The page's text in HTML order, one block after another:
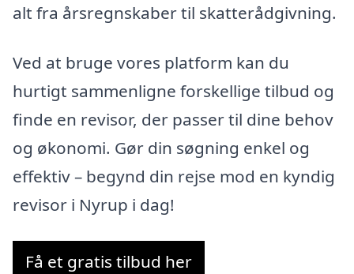
alt fra årsregnskaber til skatterådgivning.
Ved at bruge vores platform kan du
hurtigt sammenligne forskellige tilbud og
finde en revisor, der passer til dine behov
og økonomi. Gør din søgning enkel og
effektiv – begynd din rejse mod en kyndig
revisor i Nyrup i dag!
Få et gratis tilbud her